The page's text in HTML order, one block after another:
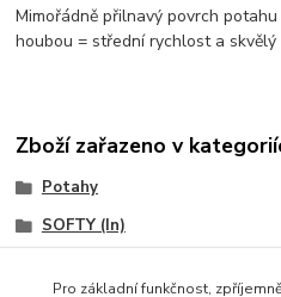
Mimořádně přilnavý povrch
houbou = střední rychlost a
Zboží zařazeno v
Potahy
SOFTY (In)
Pro základní funkčnost,